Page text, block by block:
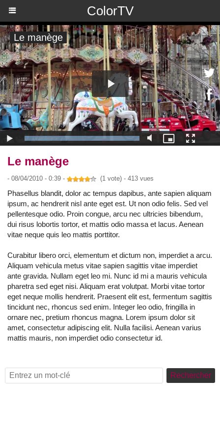
ColorTV
Le manège
- 08/04/2010 - 0:39 - (1 vote) - 413 vues
Phasellus blandit, dolor ac tempus dapibus, ante sapien aliquam
ipsum, ac hendrerit nisl ante eget est. Ut non odio felis. Sed vel
pellentesque odio. Proin congue, arcu nec ultricies bibendum,
dui risus lobortis tortor, et mattis odio massa et lacus. Aenean
vitae neque quis leo mattis porttitor.
Curabitur libero orci, elementum et dictum non, imperdiet a arcu.
Aliquam vehicula metus vitae sapien sagittis vitae imperdiet
ante gravida. Nullam eget leo mi. Nunc id mi a mauris vehicula
pharetra sed eget nisi. Aliquam erat volutpat. Morbi vitae tortor
eget neque mollis hendrerit. Praesent elit est, fermentum sagittis
tincidunt nec, rhoncus sed enim. Integer leo odio, fringilla in
ornare nec, pretium rhoncus magna. Lorem ipsum dolor sit
amet, consectetur adipiscing elit. Nulla facilisi. Aenean varius
mattis mauris, non imperdiet odio consectetur id.
Rechercher